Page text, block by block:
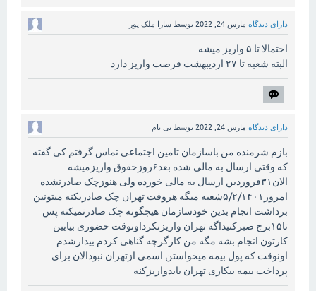
دارای دیدگاه مارس 24, 2022 توسط سارا ملک پور
احتمالا تا ۵ واریز میشه.
البته شعبه تا ۲۷ اردیبهشت فرصت واریز دارد
دارای دیدگاه مارس 24, 2022 توسط بی نام
بازم شرمنده من باسازمان تامین اجتماعی تماس گرفتم کی گفته
که وقتی ارسال به مالی شده بعد۶روزحقوق واریزمیشه
الان۳۱فروردین ارسال به مالی خورده ولی هنوزچک صادرنشده
امروز۵/۲/۱۴۰۱شعبه میگه هروقت تهران چک صادربکنه میتونین
برداشت انجام بدین خودسازمان هیچگونه چک صادرنمیکنه پس
تا۱۵برج صبرکنیداگه تهران واریزنکرداونوقت حضوری بیایین
کارتون انجام بشه مگه من کارگرچه گناهی کردم بیدارشدم
اونوقت که پول بیمه میخواستن اسمی ازتهران نبودالان برای
پرداخت بیمه بیکاری تهران بایدواریزکنه